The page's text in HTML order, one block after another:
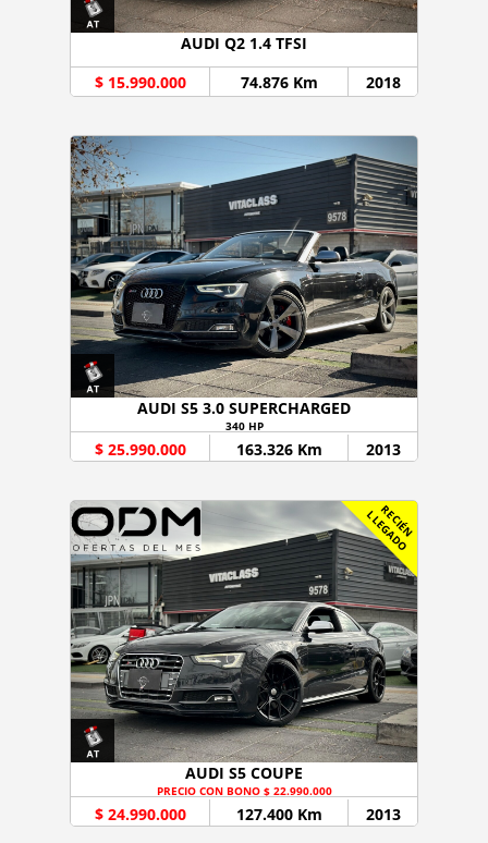
AUDI Q2 1.4 TFSI
$ 15.990.000
74.876 Km 2018
AUDI S5 3.0 SUPERCHARGED
340 HP
$ 25.990.000 163.326 Km 2013
R
E
C
I
É
N
L
L
E
G
A
D
O
AUDI S5 COUPE
PRECIO CON BONO $ 22.990.000
$ 24.990.000 127.400 Km 2013